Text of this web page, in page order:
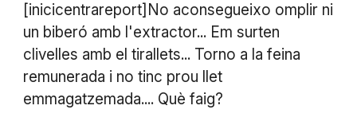
[inicicentrareport]No aconsegueixo omplir ni
un biberó amb l'extractor... Em surten
clivelles amb el tirallets... Torno a la feina
remunerada i no tinc prou llet
emmagatzemada.... Què faig?